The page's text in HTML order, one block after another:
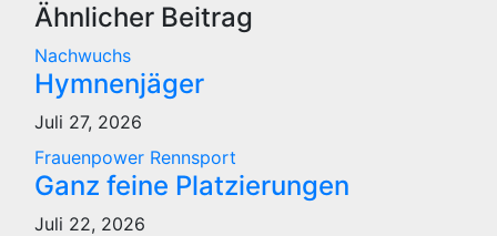
Ähnlicher Beitrag
Nachwuchs
Hymnenjäger
Juli 27, 2026
Frauenpower Rennsport
Ganz feine Platzierungen
Juli 22, 2026